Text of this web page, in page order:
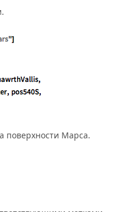
поверхности Марса.